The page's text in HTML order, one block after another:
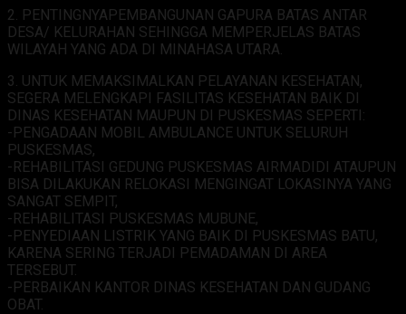
2. PENTINGNYAPEMBANGUNAN GAPURA BATAS ANTAR
DESA/ KELURAHAN SEHINGGA MEMPERJELAS BATAS
WILAYAH YANG ADA DI MINAHASA UTARA.
3. UNTUK MEMAKSIMALKAN PELAYANAN KESEHATAN,
SEGERA MELENGKAPI FASILITAS KESEHATAN BAIK DI
DINAS KESEHATAN MAUPUN DI PUSKESMAS SEPERTI:
-PENGADAAN MOBIL AMBULANCE UNTUK SELURUH
PUSKESMAS,
-REHABILITASI GEDUNG PUSKESMAS AIRMADIDI ATAUPUN
BISA DILAKUKAN RELOKASI MENGINGAT LOKASINYA YANG
SANGAT SEMPIT,
-REHABILITASI PUSKESMAS MUBUNE,
-PENYEDIAAN LISTRIK YANG BAIK DI PUSKESMAS BATU,
KARENA SERING TERJADI PEMADAMAN DI AREA
TERSEBUT.
-PERBAIKAN KANTOR DINAS KESEHATAN DAN GUDANG
OBAT.